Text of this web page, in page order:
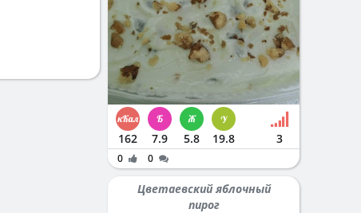
162 7.9 5.8 19.8 3
0 0
Цветаевский яблочный
пирог